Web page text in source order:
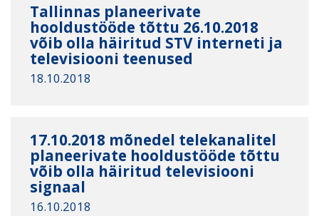
Tallinnas planeerivate
hooldustööde tõttu 26.10.2018
võib olla häiritud STV interneti ja
televisiooni teenused
18.10.2018
17.10.2018 mõnedel telekanalitel
planeerivate hooldustööde tõttu
võib olla häiritud televisiooni
signaal
16.10.2018